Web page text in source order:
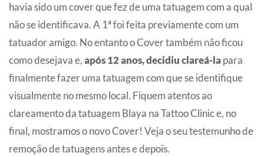
havia sido um cover que fez de uma tatuagem com a qual
não se identificava. A 1ª foi feita previamente com um
tatuador amigo. No entanto o Cover também não ficou
como desejava e,após 12 anos, decidiu clareá-lapara
finalmente fazer uma tatuagem com que se identifique
visualmente no mesmo local. Fiquem atentos ao
clareamento da tatuagem Blaya na Tattoo Clinic e, no
final, mostramos o novo Cover! Veja o seu testemunho de
remoção de tatuagens antes e depois.